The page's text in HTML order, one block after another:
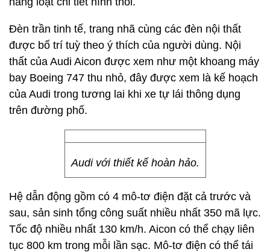
Đèn trần tinh tế, trang nhã cùng các đèn nội thất
được bố trí tuỳ theo ý thích của người dùng. Nội
thất của Audi Aicon được xem như một khoang máy
bay Boeing 747 thu nhỏ, đây được xem là kế hoạch
của Audi trong tương lai khi xe tự lái thông dụng
trên đường phố.
Audi với thiết kế hoàn hảo.
Hệ dẫn động gồm có 4 mô-tơ điện đặt cả trước và
sau, sản sinh tổng công suất nhiều nhất 350 mã lực.
Tốc độ nhiều nhất 130 km/h. Aicon có thể chạy liên
tục 800 km trong mỗi lần sạc. Mô-tơ điện có thể tái